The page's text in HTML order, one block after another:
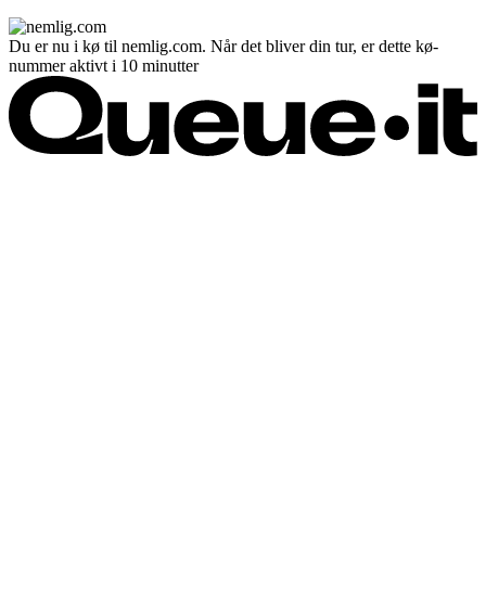
Du er nu i kø til nemlig.com. Når det bliver din tur, er dette kø-
nummer aktivt i 10 minutter